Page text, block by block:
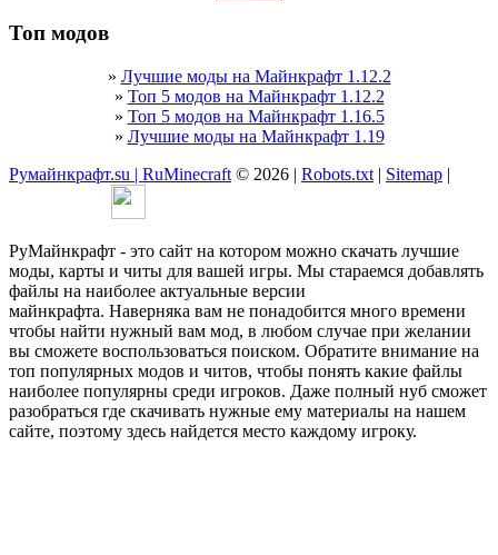
Топ модов
» Лучшие моды на Майнкрафт 1.12.2
» Топ 5 модов на Майнкрафт 1.12.2
» Топ 5 модов на Майнкрафт 1.16.5
» Лучшие моды на Майнкрафт 1.19
Румайнкрафт.su | RuMinecraft © 2026 | Robots.txt | Sitemap |
РуМайнкрафт - это сайт на котором можно скачать лучшие
моды, карты и читы для вашей игры. Мы стараемся добавлять
файлы на наиболее актуальные версии
майнкрафта. Наверняка вам не понадобится много времени
чтобы найти нужный вам мод, в любом случае при желании
вы сможете воспользоваться поиском. Обратите внимание на
топ популярных модов и читов, чтобы понять какие файлы
наиболее популярны среди игроков. Даже полный нуб сможет
разобраться где скачивать нужные ему материалы на нашем
сайте, поэтому здесь найдется место каждому игроку.